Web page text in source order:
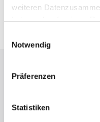
weiteren
Impressum
Notwendig
Präferenzen
Statistiken
Google Maps
Google Maps
Lassen Sie
Highlights und